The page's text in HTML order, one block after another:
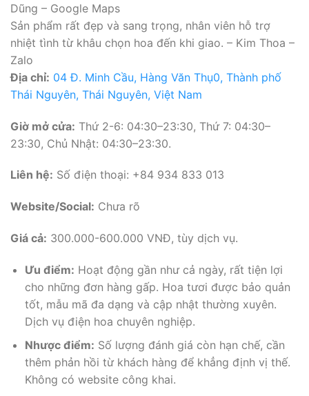
Dũng – Google Maps
Sản phẩm rất đẹp và sang trọng, nhân viên hỗ trợ
nhiệt tình từ khâu chọn hoa đến khi giao. – Kim Thoa –
Zalo
Địa chỉ: 04 Đ. Minh Cầu, Hàng Văn Thụ0, Thành phố
Thái Nguyên, Thái Nguyên, Việt Nam
Giờ mở cửa: Thứ 2-6: 04:30–23:30, Thứ 7: 04:30–
23:30, Chủ Nhật: 04:30–23:30.
Liên hệ: Số điện thoại: +84 934 833 013
Website/Social: Chưa rõ
Giá cả: 300.000-600.000 VNĐ, tùy dịch vụ.
Ưu điểm: Hoạt động gần như cả ngày, rất tiện lợi
cho những đơn hàng gấp. Hoa tươi được bảo quản
tốt, mẫu mã đa dạng và cập nhật thường xuyên.
Dịch vụ điện hoa chuyên nghiệp.
Nhược điểm: Số lượng đánh giá còn hạn chế, cần
thêm phản hồi từ khách hàng để khẳng định vị thế.
Không có website công khai.